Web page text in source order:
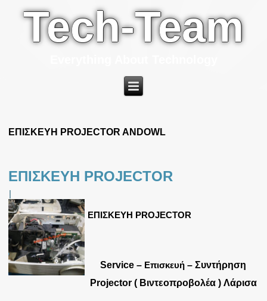
Tech-Team
ΕΠΙΣΚΕΥΗ PROJECTOR ANDOWL
ΕΠΙΣΚΕΥΗ PROJECTOR
|
ΕΠΙΣΚΕΥΗ PROJECTOR
Service – Επισκευή – Συντήρηση
Projector ( Βιντεοπροβολέα ) Λάρισα